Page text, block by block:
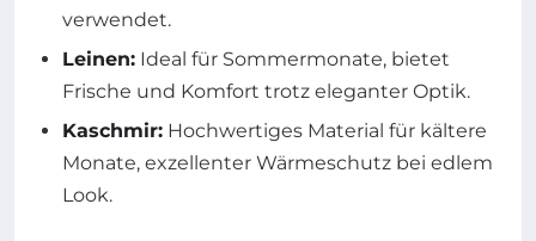
verwendet.
Leinen: Ideal für Sommermonate, bietet
Frische und Komfort trotz eleganter Optik.
Kaschmir: Hochwertiges Material für kältere
Monate, exzellenter Wärmeschutz bei edlem
Look.